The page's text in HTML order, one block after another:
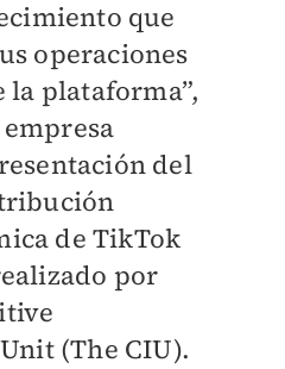
que
operaciones
la plataforma”,
del
de TikTok
por
(The CIU).